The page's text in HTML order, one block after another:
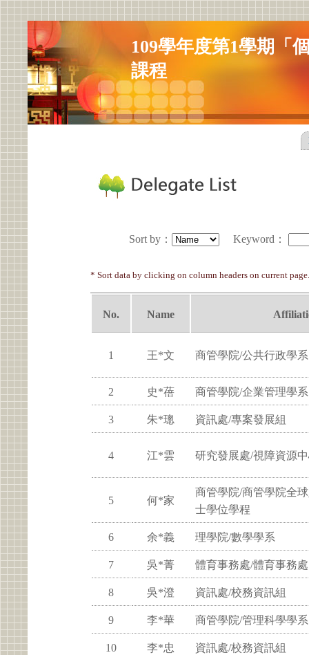
109學年度第1學期「
課程
Sort by： Keyword ：
* Sort data by clicking on column headers on current page.
No. Name
1 王*文 商管學院/公共行政學系
2 史*蓓 商管學院/企業管理學系
3 朱*璁 資訊處/專案發展組
4 江*雲 研究發展處/視障資源
5 何*家
商管學院/商管學院全
士學位學程
6 余*義 理學院/數學學系
7 吳*菁 體育事務處/體育事務處
8 吳*澄 資訊處/校務資訊組
9 李*華 商管學院/管理科學學系
10 李*忠 資訊處/校務資訊組